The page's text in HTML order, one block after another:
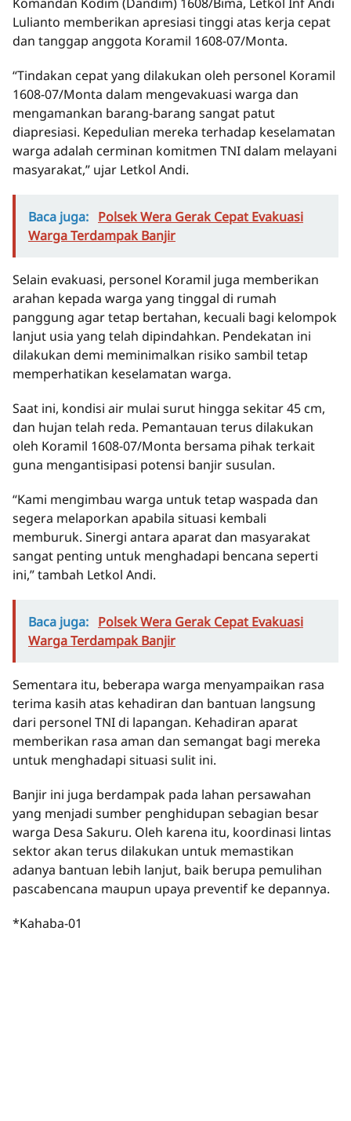
Lulianto memberikan apresiasi tinggi atas kerja cepat
dan tanggap anggota Koramil 1608-07/Monta.
“Tindakan cepat yang dilakukan oleh personel Koramil
1608-07/Monta dalam mengevakuasi warga dan
mengamankan barang-barang sangat patut
diapresiasi. Kepedulian mereka terhadap keselamatan
warga adalah cerminan komitmen TNI dalam melayani
masyarakat,” ujar Letkol Andi.
Baca juga: Polsek Wera Gerak Cepat Evakuasi
Warga Terdampak Banjir
Selain evakuasi, personel Koramil juga memberikan
arahan kepada warga yang tinggal di rumah
panggung agar tetap bertahan, kecuali bagi kelompok
lanjut usia yang telah dipindahkan. Pendekatan ini
dilakukan demi meminimalkan risiko sambil tetap
memperhatikan keselamatan warga.
Saat ini, kondisi air mulai surut hingga sekitar 45 cm,
dan hujan telah reda. Pemantauan terus dilakukan
oleh Koramil 1608-07/Monta bersama pihak terkait
guna mengantisipasi potensi banjir susulan.
“Kami mengimbau warga untuk tetap waspada dan
segera melaporkan apabila situasi kembali
memburuk. Sinergi antara aparat dan masyarakat
sangat penting untuk menghadapi bencana seperti
ini,” tambah Letkol Andi.
Baca juga: Polsek Wera Gerak Cepat Evakuasi
Warga Terdampak Banjir
Sementara itu, beberapa warga menyampaikan rasa
terima kasih atas kehadiran dan bantuan langsung
dari personel TNI di lapangan. Kehadiran aparat
memberikan rasa aman dan semangat bagi mereka
untuk menghadapi situasi sulit ini.
Banjir ini juga berdampak pada lahan persawahan
yang menjadi sumber penghidupan sebagian besar
warga Desa Sakuru. Oleh karena itu, koordinasi lintas
sektor akan terus dilakukan untuk memastikan
adanya bantuan lebih lanjut, baik berupa pemulihan
pascabencana maupun upaya preventif ke depannya.
*Kahaba-01